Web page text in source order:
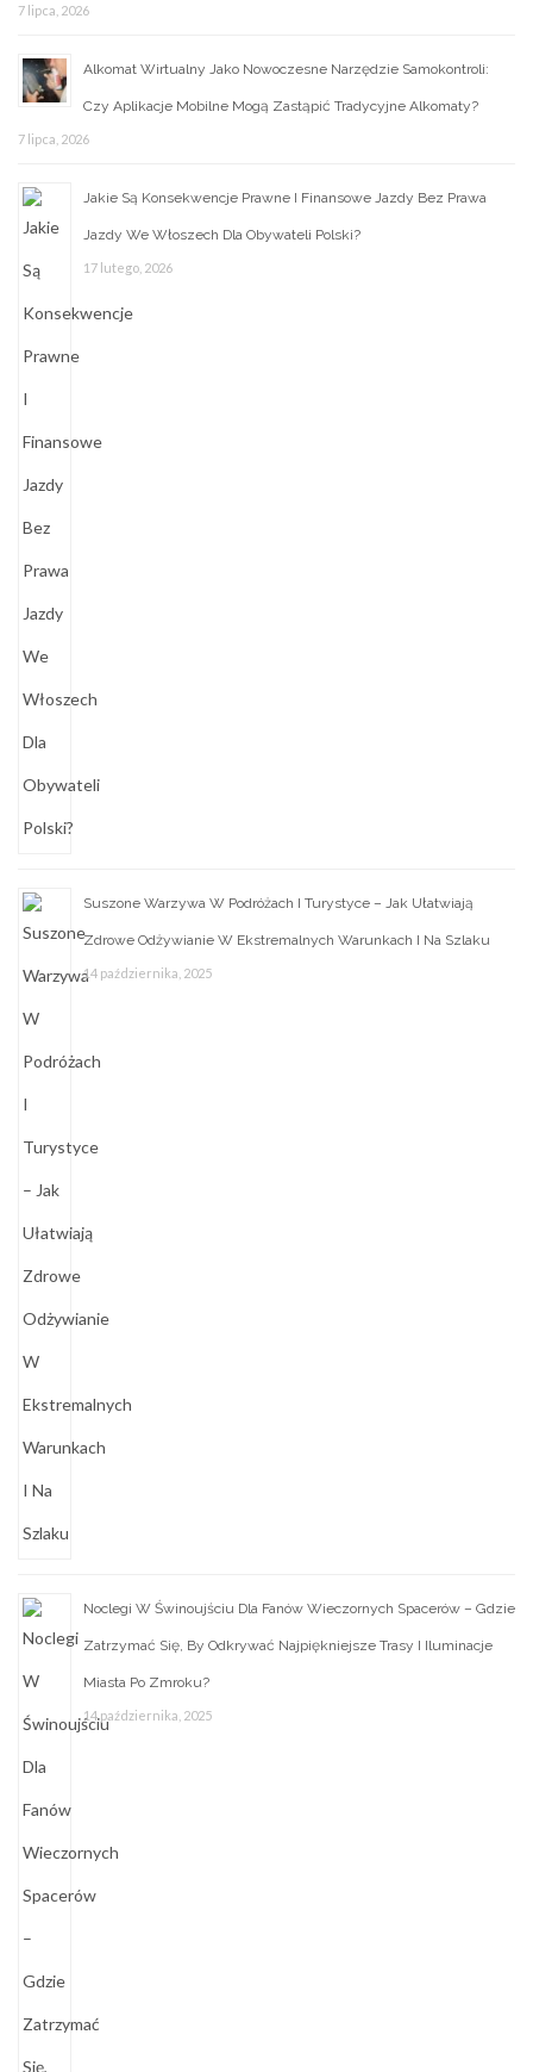
7 lipca, 2026
Alkomat Wirtualny Jako Nowoczesne Narzędzie Samokontroli:
Czy Aplikacje Mobilne Mogą Zastąpić Tradycyjne Alkomaty?
7 lipca, 2026
Jakie Są Konsekwencje Prawne I Finansowe Jazdy Bez Prawa
Jazdy We Włoszech Dla Obywateli Polski?
17 lutego, 2026
Suszone Warzywa W Podróżach I Turystyce – Jak Ułatwiają
Zdrowe Odżywianie W Ekstremalnych Warunkach I Na Szlaku
14 października, 2025
Noclegi W Świnoujściu Dla Fanów Wieczornych Spacerów – Gdzie
Zatrzymać Się, By Odkrywać Najpiękniejsze Trasy I Iluminacje
Miasta Po Zmroku?
14 października, 2025